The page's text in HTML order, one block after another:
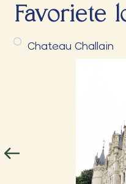
Favoriete
Chateau Challain